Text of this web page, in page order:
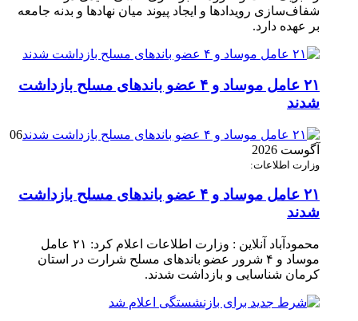
شفاف‌سازی رویدادها و ایجاد پیوند میان نهادها و بدنه جامعه
بر عهده دارد.
۲۱ عامل موساد و ۴ عضو باند‌های مسلح بازداشت
شدند
06
آگوست 2026
وزارت اطلاعات:
۲۱ عامل موساد و ۴ عضو باند‌های مسلح بازداشت
شدند
محمودآباد آنلاین : وزارت اطلاعات اعلام کرد: ۲۱ عامل
موساد و ۴ شرور عضو باند‌های مسلح شرارت در استان
کرمان شناسایی و بازداشت شدند.